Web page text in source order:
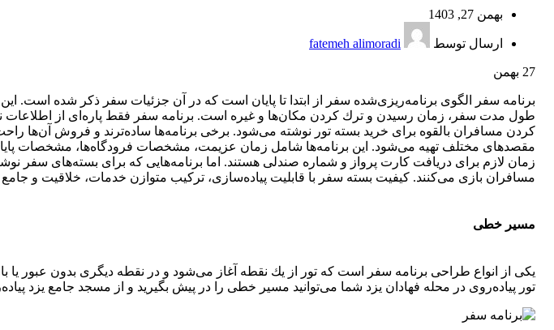
بهمن 27, 1403
ارسال توسط fatemeh alimoradi
27 بهمن
برنامه سفر الگوی برنامه‌ریزی‌شده سفر از ابتدا تا پایان است كه در آن‌ جزئیات سفر ذكر شده است.
طول‌ مدت سفر، زمان رسیدن و ترك كردن مكان‌ها و غیره است. برنامه سفر فقط پاره‌ای از اطلاعات
كردن مسافران بالقوه برای خرید بسته تور نوشته می‌شود. برخی برنامه‌ها ساده‌ترند و فروش آن‌ها
مقصدهای مختلف تهیه می‌شود. این برنامه‌ها شامل زمان عزیمت، مشخصات فرودگاه‌ها، مشخصات
زمان لازم برای دریافت كارت پرواز و شماره صندلی هستند. اما برنامه‌هایی كه برای بسته‌های سفر
مسافران بازی می‌كنند. كیفیت بسته سفر با قابلیت پیاده‌سازی، تركیب متوازن خدمات، خلاقیت و
مسیر خطی‌
یكی از انواع طراحی برنامه سفر است كه تور از یك نقطه آغاز می‌شود و در نقطه دیگری بدون عبور یا
تور پیاده‌روی در محله فهادان یزد شما می‌توانید مسیر خطی را در پیش بگیرید و از مسجد جامع یزد